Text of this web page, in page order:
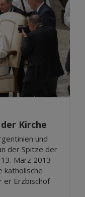
Kirche
und
der Spitze der
März 2013
katholische
er Erzbischof